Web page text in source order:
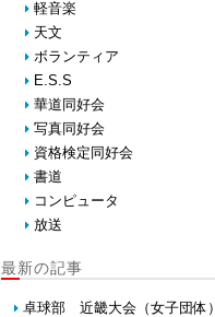
軽音楽
天文
ボランティア
E.S.S
華道同好会
写真同好会
資格検定同好会
書道
コンピュータ
放送
最新の記事
卓球部 近畿大会（女子団体）